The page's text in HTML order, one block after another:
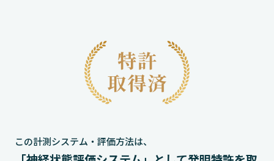
この計測システム・評価方法は、